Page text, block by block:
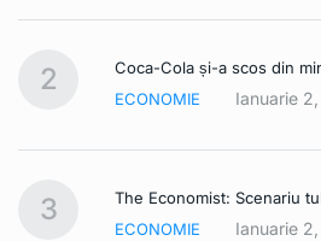
2
Coca-Cola și-a scos din
ECONOMIE
Ianuarie
3
The Economist: Scenariu
ECONOMIE
Ianuarie